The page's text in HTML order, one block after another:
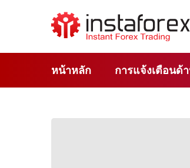
หน้าหลัก การแจ้งเตือนด้